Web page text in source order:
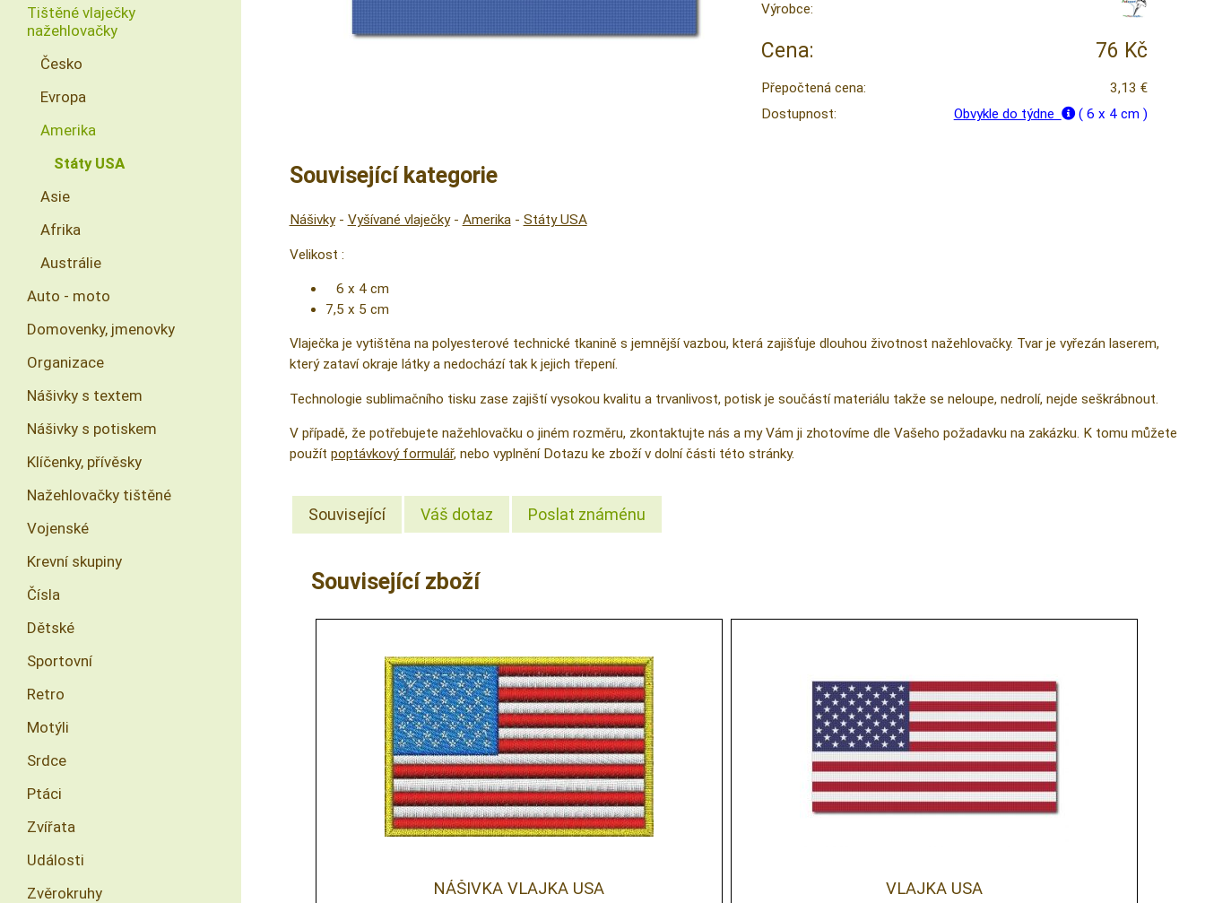
Výrobce:
Cena: 76 Kč
Přepočtená cena:
3,13 €
Dostupnost:
Obvykle do týdne ( 6 x 4 cm )
Související kategorie
Nášivky- Vyšívané vlaječky- Amerika- Státy USA
Velikost :
6 x 4 cm
7,5 x 5 cm
Vlaječka je vytištěna na polyesterové technické tkanině s jemnější vazbou, která zajišťuje dlouhou životnost nažehlovačky. Tvar je vyřezán laserem,
který zataví okraje látky a nedochází tak k jejich třepení.
Technologie sublimačního tisku zase zajiští vysokou kvalitu a trvanlivost, potisk je součástí materiálu takže se neloupe, nedrolí, nejde seškrábnout.
V případě, že potřebujete nažehlovačku o jiném rozměru, zkontaktujte nás a my Vám ji zhotovíme dle Vašeho požadavku na zakázku. K tomu můžete
použít poptávkový formulář, nebo vyplnění Dotazu ke zboží v dolní části této stránky.
Související Váš dotaz Poslat známénu
Související zboží
NÁŠIVKA VLAJKA USA VLAJKA USA
Tištěné vlaječky
nažehlovačky
Česko
Evropa
Amerika
Státy USA
Asie
Afrika
Austrálie
Auto - moto
Domovenky, jmenovky
Organizace
Nášivky s textem
Nášivky s potiskem
Klíčenky, přívěsky
Nažehlovačky tištěné
Vojenské
Krevní skupiny
Čísla
Dětské
Sportovní
Retro
Motýli
Srdce
Ptáci
Zvířata
Události
Zvěrokruhy